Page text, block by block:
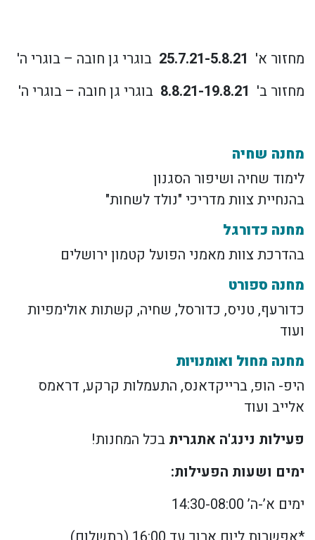
מחזור א'
בוגרי גן חובה – בוגרי ה'
מחזור ב'
בוגרי גן חובה – בוגרי ה'
מחנה שחיה
לימוד שחיה ושיפור הסגנון
בהנחיית צוות מדריכי "נולד לשחות"
מחנה כדורגל
בהדרכת צוות מאמני הפועל קטמון ירושלים
מחנה ספורט
כדורעף, טניס, כדורסל, שחיה, קשתות אולימפיות
ועוד
מחנה מחול ואומנויות
היפ- הופ, ברייקדאנס, התעמלות קרקע, דראמס
אלייב ועוד
פעילות נינג'ה אתגרית בכל המחנות!
ימים ושעות הפעילות:
ימים א’-ה’ 14:30-08:00